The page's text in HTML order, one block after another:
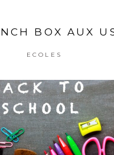
BOX AUX
ECOLES